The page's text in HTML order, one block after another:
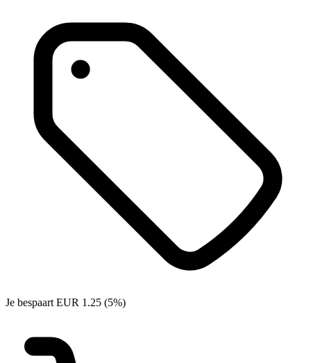
Je bespaart EUR 1.25 (5%)